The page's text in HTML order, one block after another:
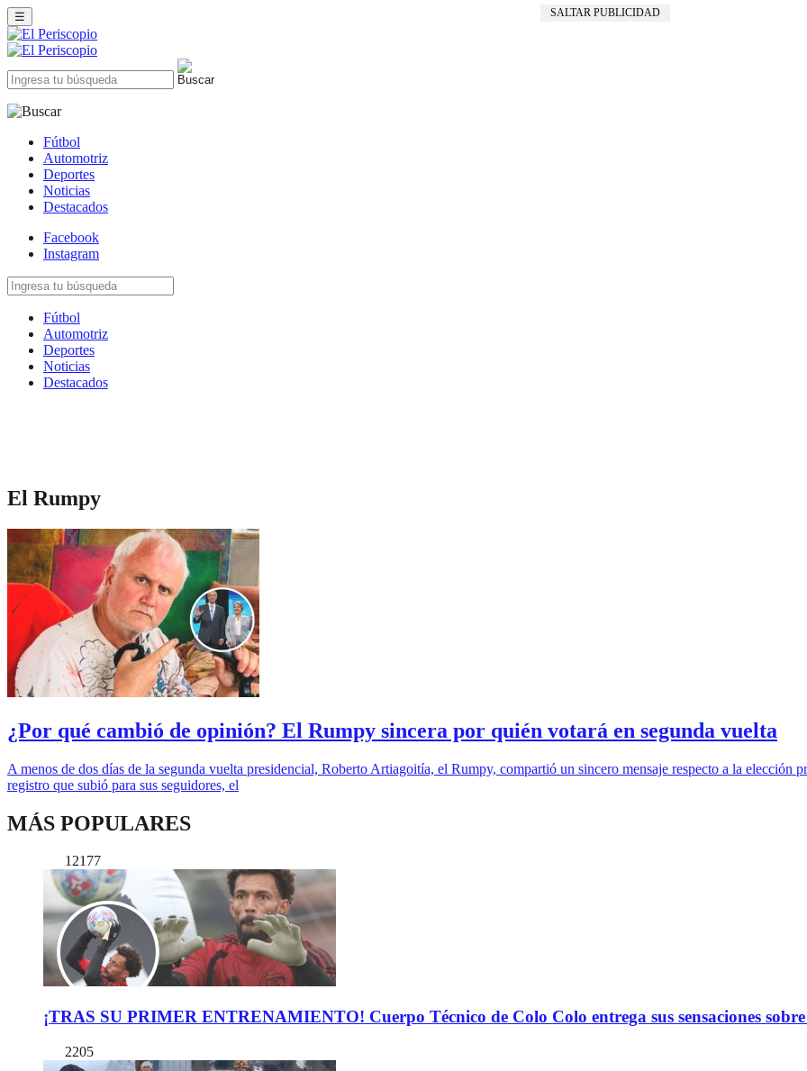
SALTAR PUBLICIDAD
☰
Fútbol
Automotriz
Deportes
Noticias
Destacados
Facebook
Instagram
Fútbol
Automotriz
Deportes
Noticias
Destacados
El Rumpy
¿Por qué cambió de opinión? El Rumpy sincera por quién votará en segunda vuelta
A menos de dos días de la segunda vuelta presidencial, Roberto Artiagoitía, el Rumpy, compartió un sincero mensaje respecto a la elección
registro que subió para sus seguidores, el
MÁS POPULARES
12177
¡TRAS SU PRIMER ENTRENAMIENTO! Cuerpo Técnico de Colo Colo entrega sus sensaciones
2205